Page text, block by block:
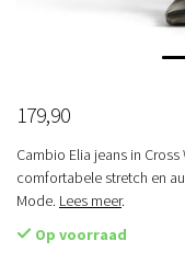
179,90
Cambio Elia jeans in
comfortabele stretch en
Mode. Lees meer.
Op voorraad